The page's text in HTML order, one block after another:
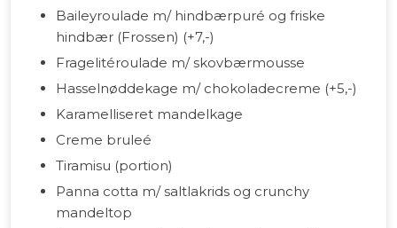
Baileyroulade m/ hindbærpuré og friske
hindbær (Frossen) (+7,-)
Fragelitéroulade m/ skovbærmousse
Hasselnøddekage m/ chokoladecreme (+5,-)
Karamelliseret mandelkage
Creme bruleé
Tiramisu (portion)
Panna cotta m/ saltlakrids og crunchy
mandeltop